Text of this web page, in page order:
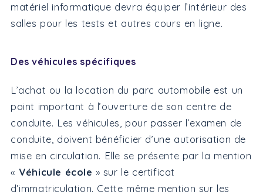
matériel informatique devra équiper l’intérieur des
salles pour les tests et autres cours en ligne.
Des véhicules spécifiques
L’achat ou la location du parc automobile est un
point important à l’ouverture de son centre de
conduite. Les véhicules, pour passer l’examen de
conduite, doivent bénéficier d’une autorisation de
mise en circulation. Elle se présente par la mention
« Véhicule école » sur le certificat
d’immatriculation. Cette même mention sur les